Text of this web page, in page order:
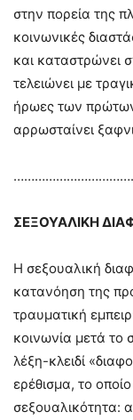
στην πορεία της
κοινωνικές
και καταστρώνει
τελειώνει με
ήρωες των
αρρωσταίνει
ΣΕΞΟΥΑΛΙΚΗ
Η σεξουαλική
κατανόηση της
τραυματική
κοινωνία μετά το
λέξη-κλειδί
ερέθισμα, το
σεξουαλικότητα: